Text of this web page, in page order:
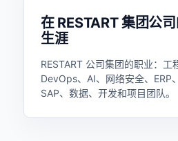
在 RESTART 集团公
生涯
RESTART 公司集团的职业：工
DevOps、AI、网络安全、ERP
SAP、数据、开发和项目团队。